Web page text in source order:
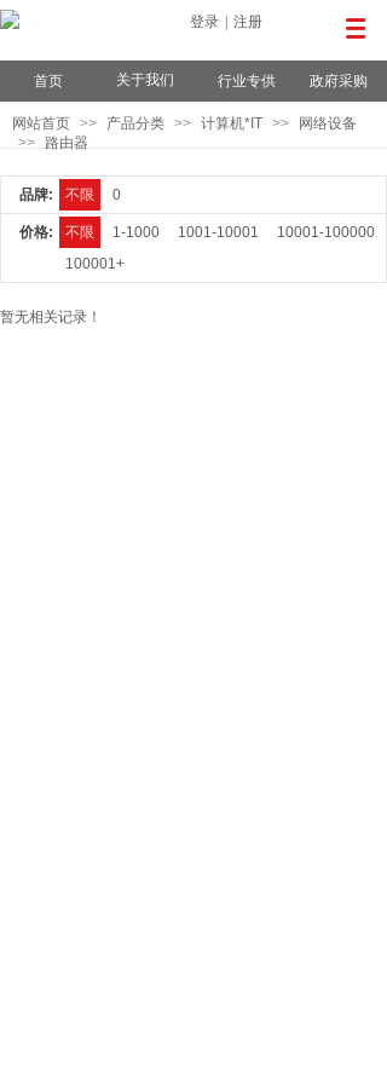
登录 注册
首页 关于我们 行业专供 政府采购
网站首页 >> 产品分类 >> 计算机*IT >>
网络设备
>>
路由器
品牌: 不限 0
价格: 不限 1-1000 1001-10001
10001-100000
100001+
暂无相关记录！